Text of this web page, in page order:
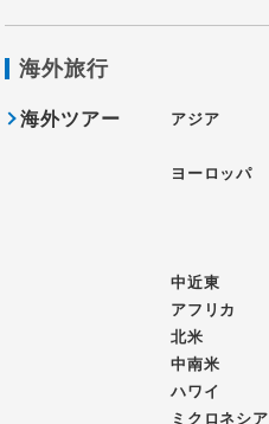
海外旅行
海外ツアー アジア
ヨーロッパ
中近東
アフリカ
北米
中南米
ハワイ
ミクロネシア